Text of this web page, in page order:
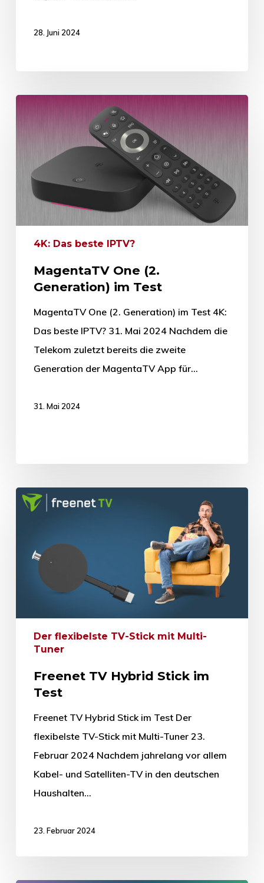
28. Juni 2024
4K: Das beste IPTV?
MagentaTV One (2.
Generation) im Test
MagentaTV One (2. Generation) im Test 4K:
Das beste IPTV? 31. Mai 2024 Nachdem die
Telekom zuletzt bereits die zweite
Generation der MagentaTV App für…
31. Mai 2024
Der flexibelste TV-Stick mit Multi-
Tuner
Freenet TV Hybrid Stick im
Test
Freenet TV Hybrid Stick im Test Der
flexibelste TV-Stick mit Multi-Tuner 23.
Februar 2024 Nachdem jahrelang vor allem
Kabel- und Satelliten-TV in den deutschen
Haushalten…
23. Februar 2024